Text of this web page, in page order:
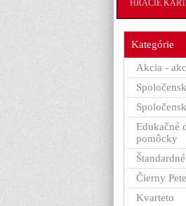
HRACIE
Kategórie
Akcia -
Edukačné
pomôcky
Čierny
Kvarteto